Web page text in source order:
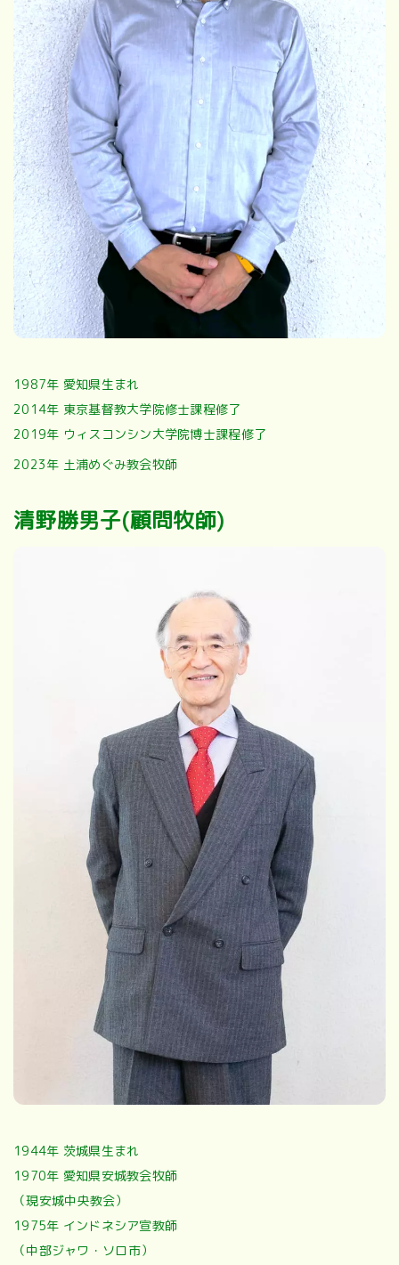
1987年 愛知県生まれ
2014年 東京基督教大学院修士課程修了
2019年 ウィスコンシン大学院博士課程修了
2023年 土浦めぐみ教会牧師
清野勝男子(顧問牧師)
1944年 茨城県生まれ
1970年 愛知県安城教会牧師
（現安城中央教会）
1975年 インドネシア宣教師
（中部ジャワ・ソロ市）